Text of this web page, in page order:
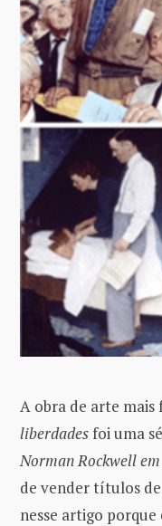
A obra de arte mais
liberdadesfoi uma
Norman Rockwell
de vender títulos
nesse artigo porque